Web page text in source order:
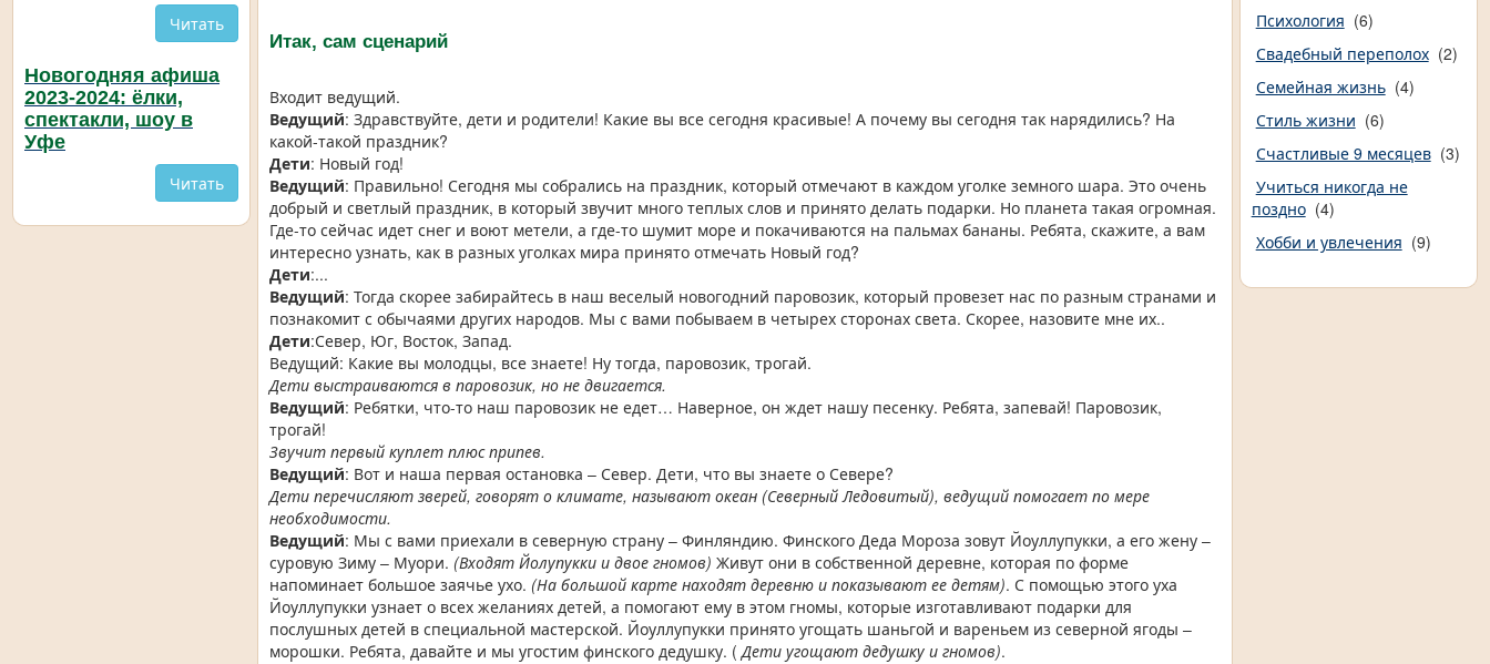
Итак, сам сценарий
Входит ведущий.
Ведущий: Здравствуйте, дети и родители! Какие вы все сегодня красивые! А почему вы сегодня так нарядились? На
какой-такой праздник?
Дети: Новый год!
Ведущий: Правильно! Сегодня мы собрались на праздник, который отмечают в каждом уголке земного шара. Это очень
добрый и светлый праздник, в который звучит много теплых слов и принято делать подарки. Но планета такая огромная.
Где-то сейчас идет снег и воют метели, а где-то шумит море и покачиваются на пальмах бананы. Ребята, скажите, а вам
интересно узнать, как в разных уголках мира принято отмечать Новый год?
Дети:...
Ведущий: Тогда скорее забирайтесь в наш веселый новогодний паровозик, который провезет нас по разным странами и
познакомит с обычаями других народов. Мы с вами побываем в четырех сторонах света. Скорее, назовите мне их..
Дети:Север, Юг, Восток, Запад.
Ведущий: Какие вы молодцы, все знаете! Ну тогда, паровозик, трогай.
Дети выстраиваются в паровозик, но не двигается.
Ведущий: Ребятки, что-то наш паровозик не едет… Наверное, он ждет нашу песенку. Ребята, запевай! Паровозик,
трогай!
Звучит первый куплет плюс припев.
Ведущий: Вот и наша первая остановка – Север. Дети, что вы знаете о Севере?
Дети перечисляют зверей, говорят о климате, называют океан (Северный Ледовитый), ведущий помогает по мере
необходимости.
Ведущий: Мы с вами приехали в северную страну – Финляндию. Финского Деда Мороза зовут Йоуллупукки, а его жену –
суровую Зиму – Муори. (Входят Йолупукки и двое гномов) Живут они в собственной деревне, которая по форме
напоминает большое заячье ухо. (На большой карте находят деревню и показывают ее детям). С помощью этого уха
Йоуллупукки узнает о всех желаниях детей, а помогают ему в этом гномы, которые изготавливают подарки для
послушных детей в специальной мастерской. Йоуллупукки принято угощать шаньгой и вареньем из северной ягоды –
морошки. Ребята, давайте и мы угостим финского дедушку. (Дети угощают дедушку и гномов).
Читать
Новогодняя афиша
2023-2024: ёлки,
спектакли, шоу в
Уфе
Читать
Психология (6)
Свадебный переполох (2)
Семейная жизнь (4)
Стиль жизни (6)
Счастливые 9 месяцев (3)
Учиться никогда не
поздно (4)
Хобби и увлечения (9)